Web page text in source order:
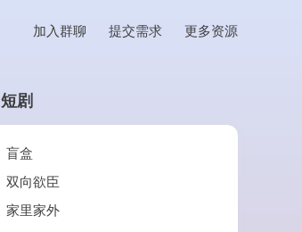
加入群聊 提交需求 更多资源
短剧
盲盒
双向欲臣
家里家外